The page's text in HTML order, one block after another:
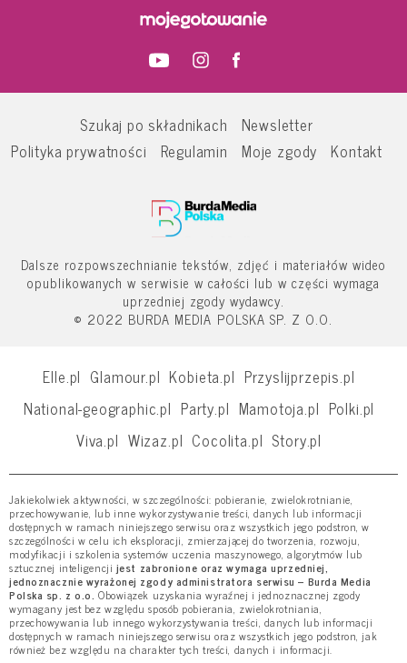
Szukaj po składnikach
Newsletter
Polityka prywatności
Regulamin Moje zgody Kontakt
Dalsze rozpowszechnianie tekstów, zdjęć i materiałów wideo
opublikowanych w serwisie w całości lub w części wymaga
uprzedniej zgody wydawcy.
© 2022 BURDA MEDIA POLSKA SP. Z O.O.
Elle.pl Glamour.pl Kobieta.pl Przyslijprzepis.pl
National-geographic.pl Party.pl Mamotoja.pl Polki.pl
Viva.pl Wizaz.pl Cocolita.pl Story.pl
Jakiekolwiek aktywności, w szczególności: pobieranie, zwielokrotnianie,
przechowywanie, lub inne wykorzystywanie treści, danych lub informacji
dostępnych w ramach niniejszego serwisu oraz wszystkich jego podstron, w
szczególności w celu ich eksploracji, zmierzającej do tworzenia, rozwoju,
modyfikacji i szkolenia systemów uczenia maszynowego, algorytmów lub
sztucznej inteligencji jest zabronione oraz wymaga uprzedniej,
jednoznacznie wyrażonej zgody administratora serwisu – Burda Media
Polska sp. z o.o. Obowiązek uzyskania wyraźnej i jednoznacznej zgody
wymagany jest bez względu sposób pobierania, zwielokrotniania,
przechowywania lub innego wykorzystywania treści, danych lub informacji
dostępnych w ramach niniejszego serwisu oraz wszystkich jego podstron, jak
również bez względu na charakter tych treści, danych i informacji.